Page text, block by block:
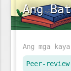
Ang
Ang mga
Peer-